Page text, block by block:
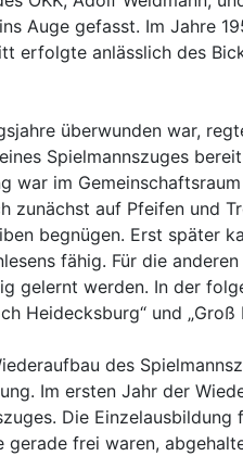
Auge gefasst. Im Jahre
erfolgte anlässlich des
überwunden war,
Spielmannszuges
war im
zunächst auf Pfeifen und
begnügen. Erst später
fähig. Für die
gelernt werden. In der
Heidecksburg“ und „Groß
des
Im ersten Jahr der
Die
gerade frei waren,